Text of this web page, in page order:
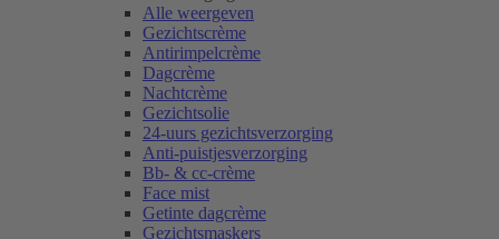
Alle weergeven
Gezichtscrème
Antirimpelcrème
Dagcrème
Nachtcrème
Gezichtsolie
24-uurs gezichtsverzorging
Anti-puistjesverzorging
Bb- & cc-crème
Face mist
Getinte dagcrème
Gezichtsmaskers